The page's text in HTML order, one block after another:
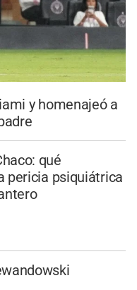
y homenajeó a
qué
pericia psiquiátrica